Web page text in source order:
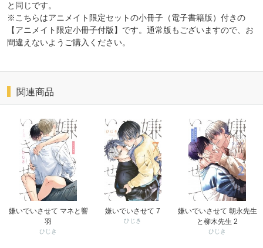
と同じです。
※こちらはアニメイト限定セットの小冊子（電子書籍版）付きの
【アニメイト限定小冊子付版】です。通常版もございますので、お
間違えないようご購入ください。
関連商品
嫌いでいさせて マネと響
羽
ひじき
嫌いでいさせて 7
ひじき
嫌いでいさせて 朝永先生
と柳木先生 2
ひじき